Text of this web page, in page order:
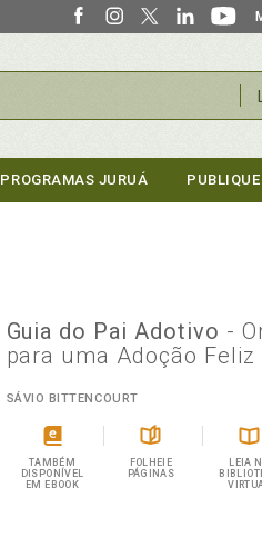
PROGRAMAS JURUÁ
Guia do Pai Adotivo -
para uma Adoção Feliz
SÁVIO BITTENCOURT
TAMBÉM
DISPONÍVEL
EM EBOOK
FOLHEIE
PÁGINAS
LEIA